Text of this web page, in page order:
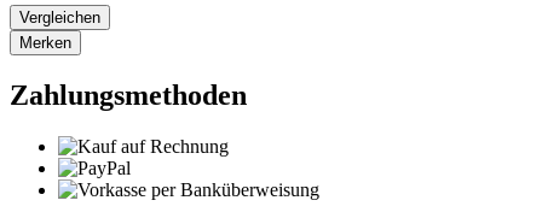
Vergleichen
Merken
Zahlungsmethoden